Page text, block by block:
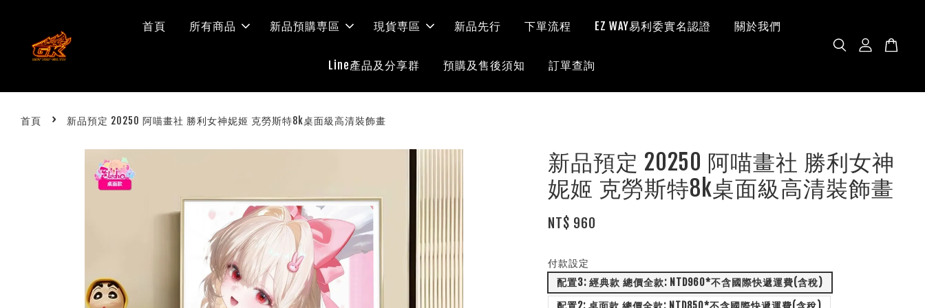
首頁 所有商品 新品預購専區 現貨専區 新品先行 下單流程 EZ WAY易利委實名認證 關於我們
Line產品及分享群 預購及售後須知 訂單查詢
首頁 › 新品預定 20250 阿喵畫社 勝利女神妮姬 克勞斯特8k桌面級高清裝飾畫
新品預定 20250 阿喵畫社 勝利女神
妮姬 克勞斯特8k桌面級高清裝飾畫
NT$ 960
付款設定
配置3: 經典款 總價全款: NTD960*不含國際快遞運費(含稅)
配置2: 桌面款 總價全款: NTD850*不含國際快遞運費(含稅)